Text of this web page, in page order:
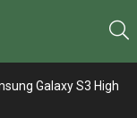
Galaxy S3 High